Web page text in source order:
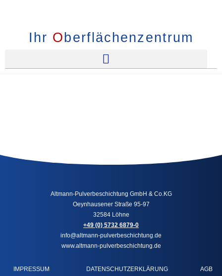
Ihr O berflächenzentrum
Altmann-Pulverbeschichtung GmbH & Co.KG
Oeynhausener Straße 95-97
32584 Löhne
+49 (0) 5732 6879-0
info@altmann-pulverbeschichtung.de
www.altmann-pulverbeschichtung.de
IMPRESSUM DATENSCHUTZERKLÄRUNG AGB